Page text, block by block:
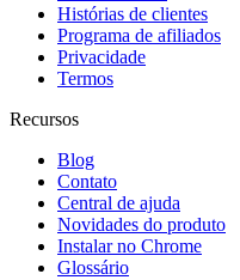
Histórias de clientes
Programa de afiliados
Privacidade
Termos
Recursos
Blog
Contato
Central de ajuda
Novidades do produto
Instalar no Chrome
Glossário